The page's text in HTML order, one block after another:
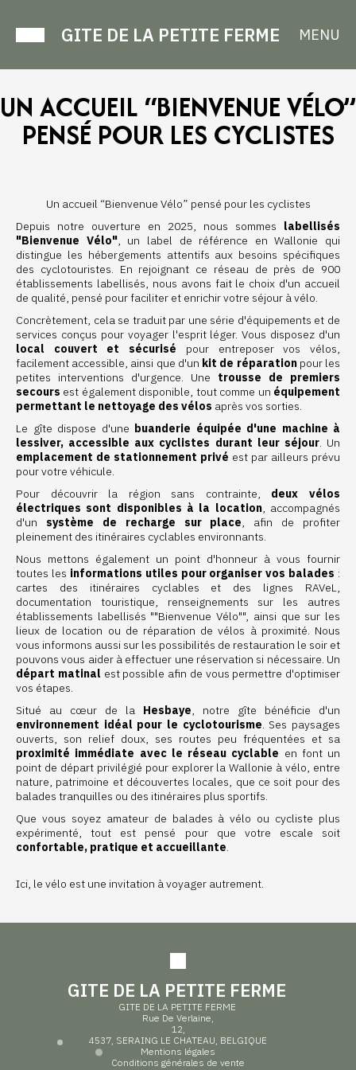
GITE DE LA PETITE FERME MENU
UN ACCUEIL “BIENVENUE VÉLO”
PENSÉ POUR LES CYCLISTES
Un accueil “Bienvenue Vélo” pensé pour les cyclistes
Depuis notre ouverture en 2025, nous sommes labellisés
"Bienvenue Vélo", un label de référence en Wallonie qui
distingue les hébergements attentifs aux besoins spécifiques
des cyclotouristes. En rejoignant ce réseau de près de 900
établissements labellisés, nous avons fait le choix d'un accueil
de qualité, pensé pour faciliter et enrichir votre séjour à vélo.
Concrètement, cela se traduit par une série d'équipements et de
services conçus pour voyager l'esprit léger. Vous disposez d'un
local couvert et sécurisé pour entreposer vos vélos,
facilement accessible, ainsi que d'un kit de réparationpour les
petites interventions d'urgence. Une trousse de premiers
secours est également disponible, tout comme un équipement
permettant le nettoyage des vélos après vos sorties.
Le gîte dispose d'une buanderie équipée d'une machine à
lessiver, accessible aux cyclistes durant leur séjour. Un
emplacement de stationnement privé est par ailleurs prévu
pour votre véhicule.
Pour découvrir la région sans contrainte, deux vélos
électriques sont disponibles à la location, accompagnés
d'un système de recharge sur place, afin de profiter
pleinement des itinéraires cyclables environnants.
Nous mettons également un point d'honneur à vous fournir
toutes les informations utiles pour organiser vos balades :
cartes des itinéraires cyclables et des lignes RAVeL,
documentation touristique, renseignements sur les autres
établissements labellisés ""Bienvenue Vélo"", ainsi que sur les
lieux de location ou de réparation de vélos à proximité. Nous
vous informons aussi sur les possibilités de restauration le soir et
pouvons vous aider à effectuer une réservation si nécessaire. Un
départ matinal est possible afin de vous permettre d'optimiser
vos étapes.
Situé au cœur de la Hesbaye, notre gîte bénéficie d'un
environnement idéal pour le cyclotourisme. Ses paysages
ouverts, son relief doux, ses routes peu fréquentées et sa
proximité immédiate avec le réseau cyclable en font un
point de départ privilégié pour explorer la Wallonie à vélo, entre
nature, patrimoine et découvertes locales, que ce soit pour des
balades tranquilles ou des itinéraires plus sportifs.
Que vous soyez amateur de balades à vélo ou cycliste plus
expérimenté, tout est pensé pour que votre escale soit
confortable, pratique et accueillante.
Ici, le vélo est une invitation à voyager autrement.
GITE DE LA PETITE FERME
GITE DE LA PETITE FERME
Rue De Verlaine,
12,
4537, SERAING LE CHATEAU, BELGIQUE
Mentions légales
Conditions générales de vente